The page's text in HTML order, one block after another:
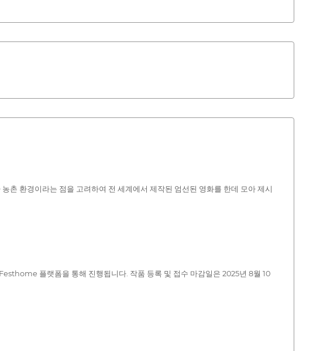
환경이라는 점을 고려하여 전 세계에서 제작된 엄선된 영화를 한데 모아 제시
플랫폼을 통해 진행됩니다. 작품 등록 및 접수 마감일은 2025년 8월 10